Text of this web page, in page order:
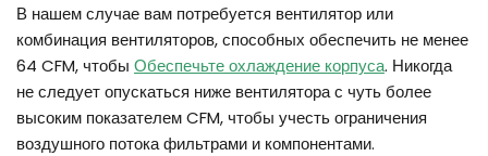
В нашем случае вам потребуется вентилятор или
комбинация вентиляторов, способных обеспечить не менее
64 CFM, чтобы Обеспечьте охлаждение корпуса. Никогда
не следует опускаться ниже вентилятора с чуть более
высоким показателем CFM, чтобы учесть ограничения
воздушного потока фильтрами и компонентами.